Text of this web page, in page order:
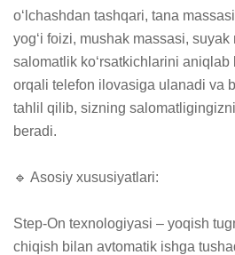
o‘lchashdan tashqari, tana
yog‘i foizi, mushak massasi, suyak
salomatlik ko‘rsatkichlarini aniqlab
orqali telefon ilovasiga ulanadi va
tahlil qilib, sizning
beradi.
🔹 Asosiy xususiyatlari:
Step-On texnologiyasi – yoqish
chiqish bilan avtomatik ishga